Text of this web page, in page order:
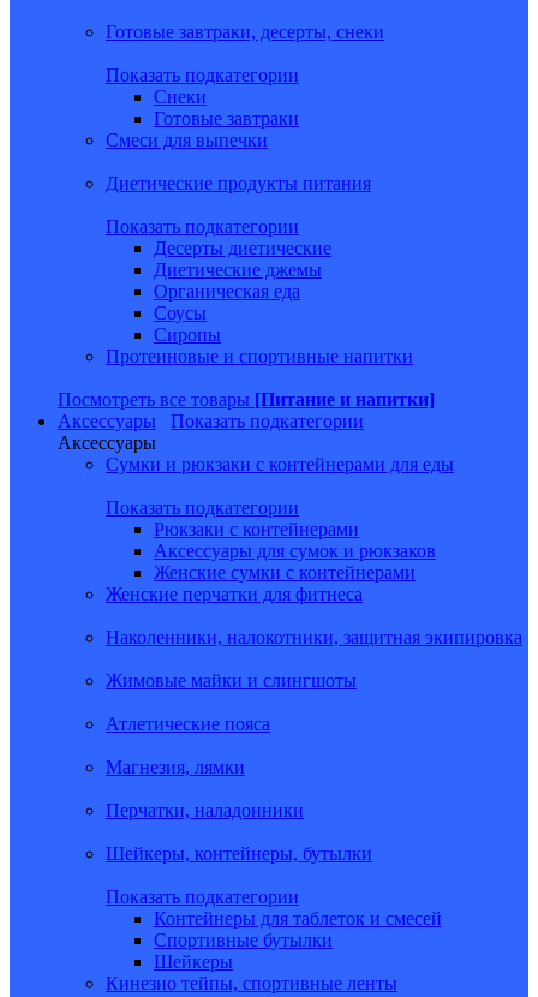
Готовые завтраки, десерты, снеки
Показать подкатегории
Снеки
Готовые завтраки
Смеси для выпечки
Диетические продукты питания
Показать подкатегории
Десерты диетические
Диетические джемы
Органическая еда
Соусы
Сиропы
Протеиновые и спортивные напитки
Посмотреть все товары [Питание и напитки]
Аксессуары
Показать подкатегории
Аксессуары
Сумки и рюкзаки с контейнерами для еды
Показать подкатегории
Рюкзаки с контейнерами
Аксессуары для сумок и рюкзаков
Женские сумки с контейнерами
Женские перчатки для фитнеса
Наколенники, налокотники, защитная экипировка
Жимовые майки и слингшоты
Атлетические пояса
Магнезия, лямки
Перчатки, наладонники
Шейкеры, контейнеры, бутылки
Показать подкатегории
Контейнеры для таблеток и смесей
Спортивные бутылки
Шейкеры
Кинезио тейпы, спортивные ленты